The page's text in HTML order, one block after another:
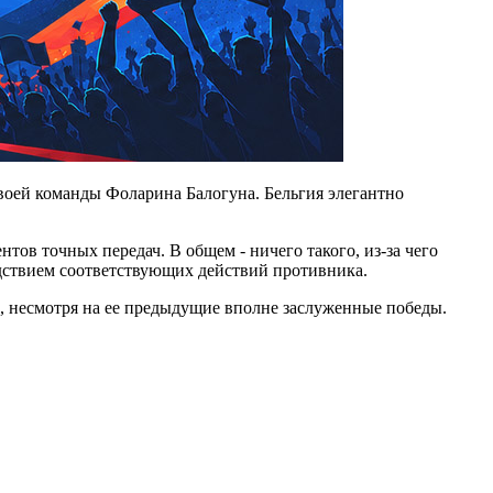
команды Фоларина Балогуна. Бельгия элегантно
точных передач. В общем - ничего такого, из-за чего
соответствующих действий противника.
на ее предыдущие вполне заслуженные победы.